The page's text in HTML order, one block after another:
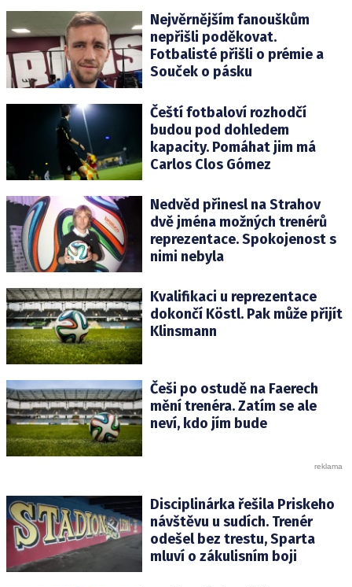
Nejvěrnějším fanouškům
nepřišli poděkovat.
Fotbalisté přišli o prémie a
Souček o pásku
Čeští fotbaloví rozhodčí
budou pod dohledem
kapacity. Pomáhat jim má
Carlos Clos Gómez
Nedvěd přinesl na Strahov
dvě jména možných trenérů
reprezentace. Spokojenost s
nimi nebyla
Kvalifikaci u reprezentace
dokončí Köstl. Pak může přijít
Klinsmann
Češi po ostudě na Faerech
mění trenéra. Zatím se ale
neví, kdo jím bude
Disciplinárka řešila Priskeho
návštěvu u sudích. Trenér
odešel bez trestu, Sparta
mluví o zákulisním boji